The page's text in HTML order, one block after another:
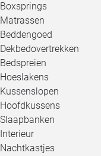
Boxsprings
Matrassen
Beddengoed
Dekbedovertrekken
Bedspreien
Hoeslakens
Kussenslopen
Hoofdkussens
Slaapbanken
Interieur
Nachtkastjes